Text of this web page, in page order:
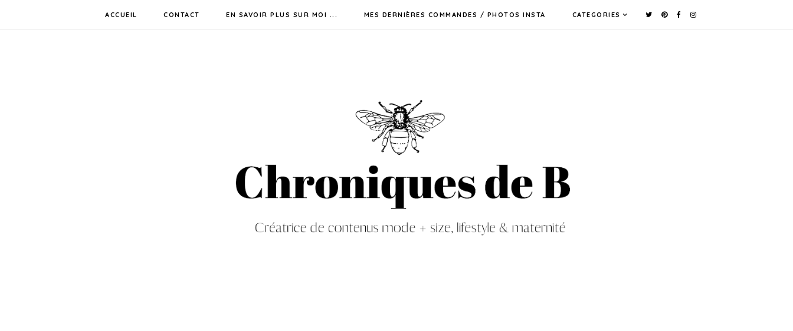
ACCUEIL CONTACT EN SAVOIR PLUS SUR MOI ... MES DERNIÈRES COMMANDES / PHOTOS INSTA CATEGORIES